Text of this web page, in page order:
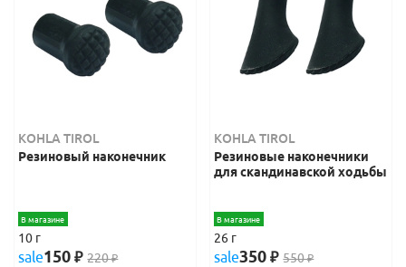
KOHLA TIROL
Резиновый наконечник
В магазине
10 г
sale150₽ 220₽
KOHLA TIROL
Резиновые наконечники
для скандинавской ходьбы
В магазине
26 г
sale350₽ 550₽